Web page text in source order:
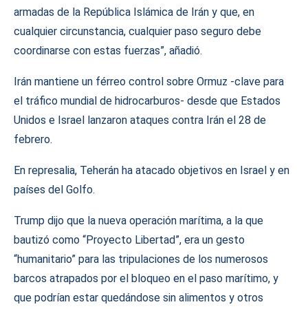
armadas de la República Islámica de Irán y que, en
cualquier circunstancia, cualquier paso seguro debe
coordinarse con estas fuerzas”, añadió.
Irán mantiene un férreo control sobre Ormuz -clave para
el tráfico mundial de hidrocarburos- desde que Estados
Unidos e Israel lanzaron ataques contra Irán el 28 de
febrero.
En represalia, Teherán ha atacado objetivos en Israel y en
países del Golfo.
Trump dijo que la nueva operación marítima, a la que
bautizó como “Proyecto Libertad”, era un gesto
“humanitario” para las tripulaciones de los numerosos
barcos atrapados por el bloqueo en el paso marítimo, y
que podrían estar quedándose sin alimentos y otros